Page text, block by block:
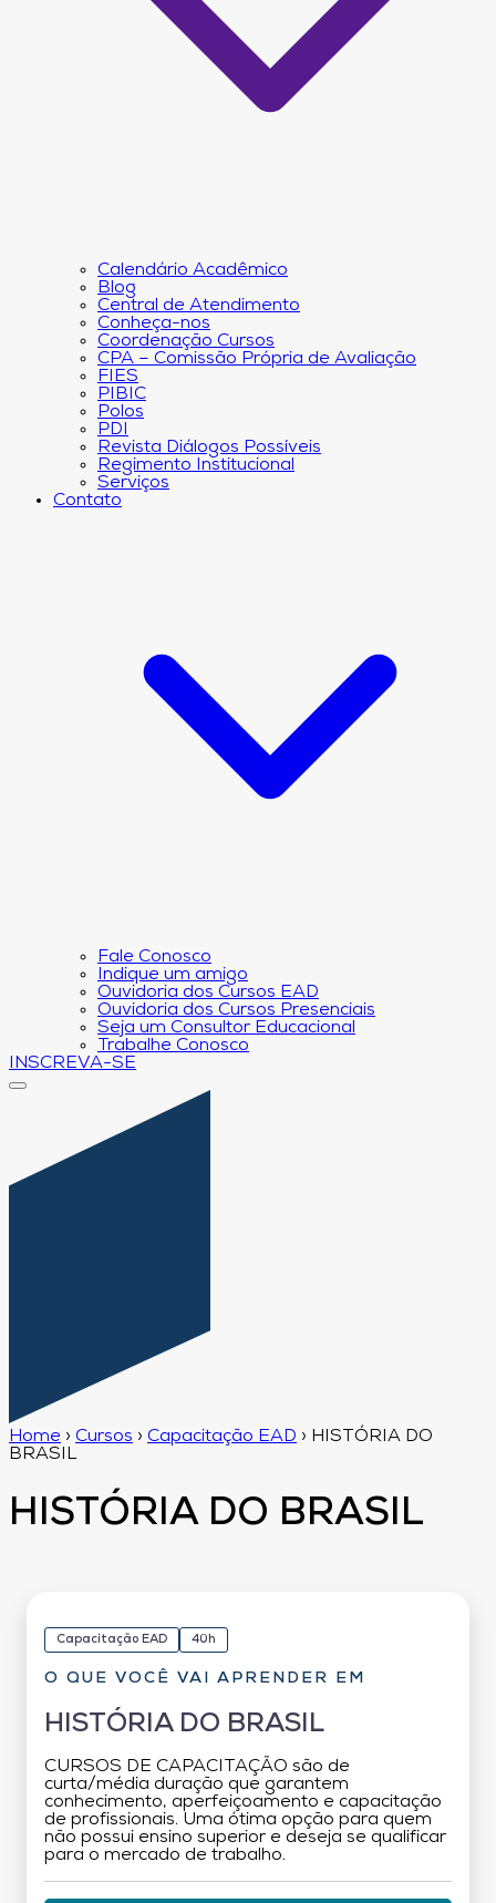
Calendário Acadêmico
Blog
Central de Atendimento
Conheça-nos
Coordenação Cursos
CPA – Comissão Própria de Avaliação
FIES
PIBIC
Polos
PDI
Revista Diálogos Possíveis
Regimento Institucional
Serviços
Contato
Fale Conosco
Indique um amigo
Ouvidoria dos Cursos EAD
Ouvidoria dos Cursos Presenciais
Seja um Consultor Educacional
Trabalhe Conosco
INSCREVA-SE
Home › Cursos › Capacitação EAD › HISTÓRIA DO
BRASIL
HISTÓRIA DO BRASIL
Capacitação EAD 40h
O QUE VOCÊ VAI APRENDER EM
HISTÓRIA DO BRASIL
CURSOS DE CAPACITAÇÃO são de
curta/média duração que garantem
conhecimento, aperfeiçoamento e capacitação
de profissionais. Uma ótima opção para quem
não possui ensino superior e deseja se qualificar
para o mercado de trabalho.